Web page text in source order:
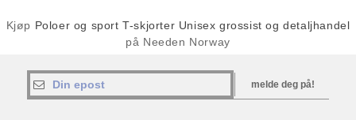
Kjøp Poloer og sport T-skjorter Unisex grossist og detaljhandel
på Needen Norway
melde deg på!